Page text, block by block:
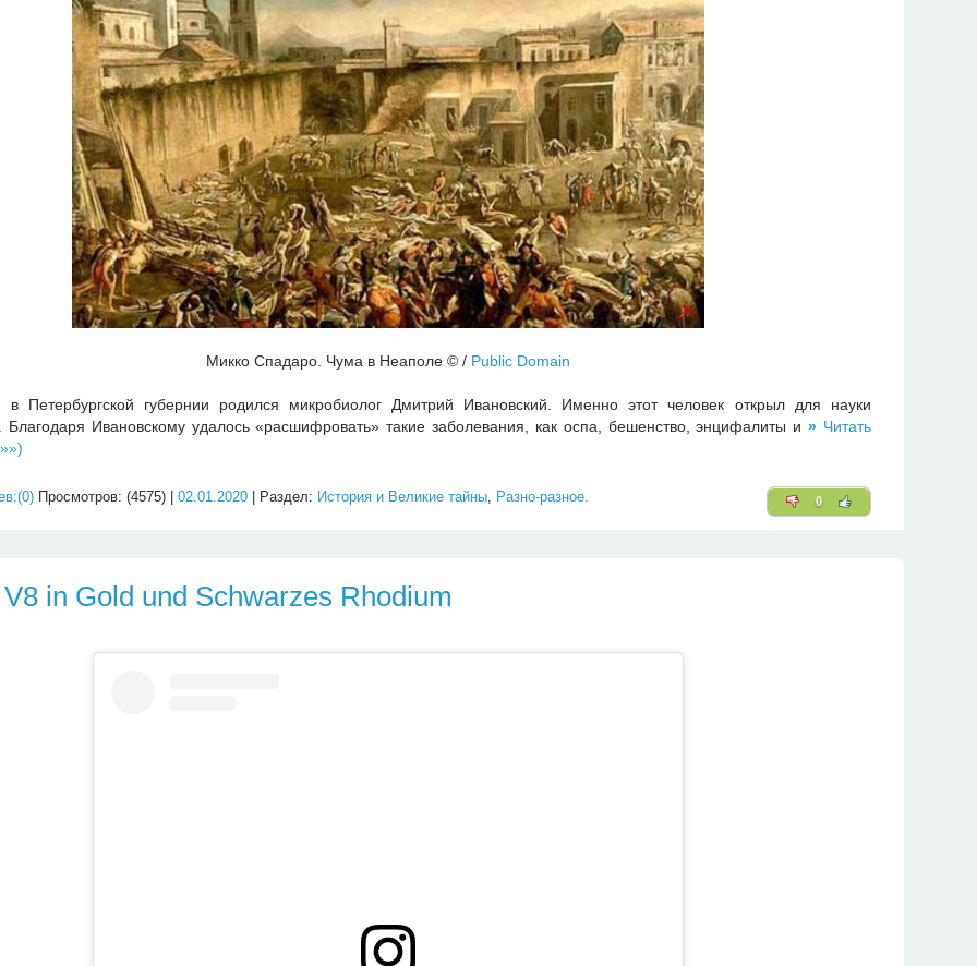
Микко Спадаро. Чума в Неаполе © / Public Domain
Петербургской губернии родился микробиолог Дмитрий Ивановский. Именно этот человек открыл для науки
Благодаря Ивановскому удалось «расшифровать» такие заболевания, как оспа, бешенство, энцифалиты и »Читать
0
Просмотров: (4575) |02.01.2020 | Раздел: История и Великие тайны, Разно-разное.
in Gold und Schwarzes Rhodium